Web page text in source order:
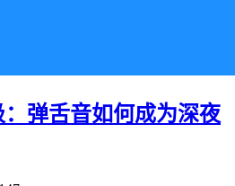
弹舌音如何成为深夜